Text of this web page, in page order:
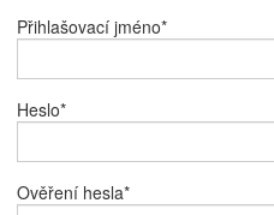
Přihlašovací jméno*
Heslo*
Ověření hesla*